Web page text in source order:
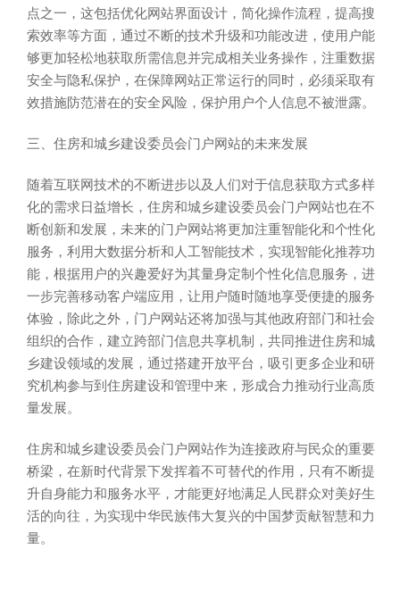
点之一，这包括优化网站界面设计，简化操作流程，提高搜
索效率等方面，通过不断的技术升级和功能改进，使用户能
够更加轻松地获取所需信息并完成相关业务操作，注重数据
安全与隐私保护，在保障网站正常运行的同时，必须采取有
效措施防范潜在的安全风险，保护用户个人信息不被泄露。
三、住房和城乡建设委员会门户网站的未来发展
随着互联网技术的不断进步以及人们对于信息获取方式多样
化的需求日益增长，住房和城乡建设委员会门户网站也在不
断创新和发展，未来的门户网站将更加注重智能化和个性化
服务，利用大数据分析和人工智能技术，实现智能化推荐功
能，根据用户的兴趣爱好为其量身定制个性化信息服务，进
一步完善移动客户端应用，让用户随时随地享受便捷的服务
体验，除此之外，门户网站还将加强与其他政府部门和社会
组织的合作，建立跨部门信息共享机制，共同推进住房和城
乡建设领域的发展，通过搭建开放平台，吸引更多企业和研
究机构参与到住房建设和管理中来，形成合力推动行业高质
量发展。
住房和城乡建设委员会门户网站作为连接政府与民众的重要
桥梁，在新时代背景下发挥着不可替代的作用，只有不断提
升自身能力和服务水平，才能更好地满足人民群众对美好生
活的向往，为实现中华民族伟大复兴的中国梦贡献智慧和力
量。